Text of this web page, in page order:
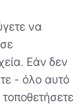
να
Εάν δεν
- όλο αυτό